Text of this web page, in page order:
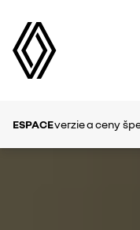
ESPACEverzie a ceny